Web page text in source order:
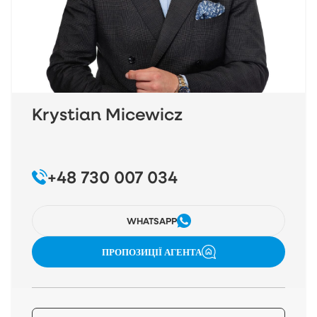
Krystian Micewicz
+48 730 007 034
WHATSAPP
ПРОПОЗИЦІЇ АГЕНТА